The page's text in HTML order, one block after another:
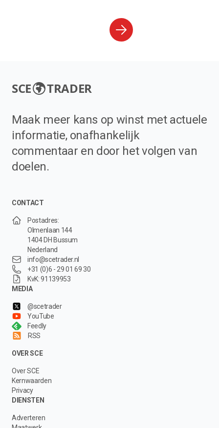
SCE TRADER
Maak meer kans op winst met actuele
informatie, onafhankelijk
commentaar en door het volgen van
doelen.
CONTACT
Postadres:
Olmenlaan 144
1404 DH Bussum
Nederland
info@scetrader.nl
+31 (0)6 - 29 01 69 30
KvK: 91139953
MEDIA
@scetrader
YouTube
Feedly
RSS
OVER SCE
Over SCE
Kernwaarden
Privacy
DIENSTEN
Adverteren